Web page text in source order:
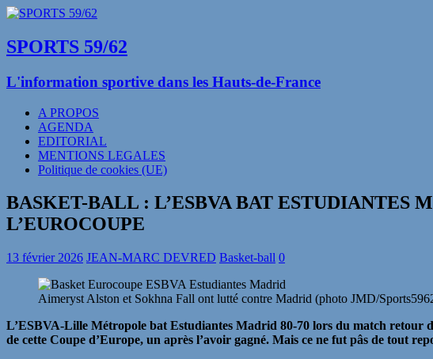
SPORTS 59/62
L'information sportive dans les Hauts-de-France
A PROPOS
AGENDA
EDITORIAL
MENTIONS LEGALES
Politique de cookies (UE)
BASKET-BALL : L’ESBVA BAT ESTUDIANTES
L’EUROCOUPE
13 février 2026 JEAN-MARC DEVRED Basket-ball 0
Aimeryst Alston et Sokhna Fall ont lutté contre Madrid (photo JMD/
L’ESBVA-Lille Métropole bat Estudiantes Madrid 80-70 lors du match retour
de cette Coupe d’Europe, un après l’avoir gagné. Mais ce ne fut pâs de tout